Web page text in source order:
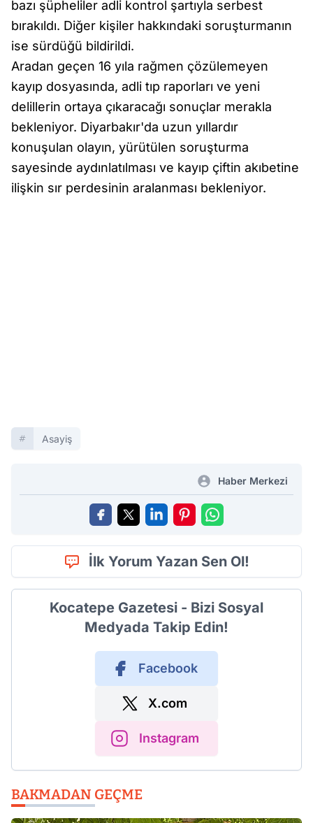
bazı şüpheliler adli kontrol şartıyla serbest
bırakıldı. Diğer kişiler hakkındaki soruşturmanın
ise sürdüğü bildirildi.
Aradan geçen 16 yıla rağmen çözülemeyen
kayıp dosyasında, adli tıp raporları ve yeni
delillerin ortaya çıkaracağı sonuçlar merakla
bekleniyor. Diyarbakır'da uzun yıllardır
konuşulan olayın, yürütülen soruşturma
sayesinde aydınlatılması ve kayıp çiftin akıbetine
ilişkin sır perdesinin aralanması bekleniyor.
Asayiş
Haber Merkezi
İlk Yorum Yazan Sen Ol!
Kocatepe Gazetesi - Bizi Sosyal
Medyada Takip Edin!
Facebook
X.com
Instagram
BAKMADAN GEÇME